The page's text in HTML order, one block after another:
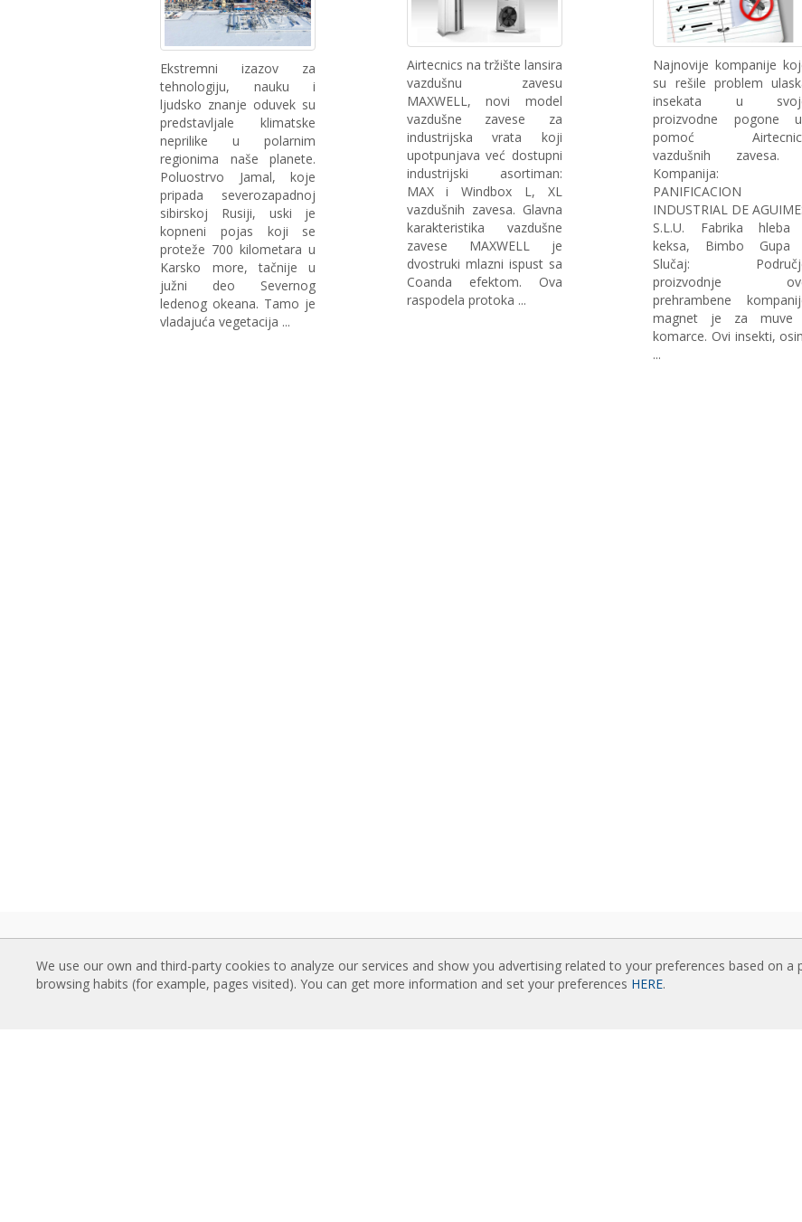
Ekstremni izazov za
tehnologiju, nauku i
ljudsko znanje oduvek su
predstavljale klimatske
neprilike u polarnim
regionima naše planete.
Poluostrvo Jamal, koje
pripada severozapadnoj
sibirskoj Rusiji, uski je
kopneni pojas koji se
proteže 700 kilometara u
Karsko more, tačnije u
južni deo Severnog
ledenog okeana. Tamo je
vladajuća vegetacija ...
Airtecnics na tržište lansira
vazdušnu zavesu
MAXWELL, novi model
vazdušne zavese za
industrijska vrata koji
upotpunjava već dostupni
industrijski asortiman:
MAX i Windbox L, XL
vazdušnih zavesa. Glavna
karakteristika vazdušne
zavese MAXWELL je
dvostruki mlazni ispust sa
Coanda efektom. Ova
raspodela protoka ...
Najnovije kompanije
su rešile problem
insekata u
proizvodne pogone
pomoć
vazdušnih zavesa.
Kompanija:
PANIFICACION
INDUSTRIAL DE
S.L.U. Fabrika
keksa, Bimbo Gupa
Slučaj:
proizvodnje
prehrambene
magnet je za muve
komarce. Ovi insekti,
...
Standardne Vazdušne Zavese
Uvučene Vazdušne Zavese
Katalozi vazdušnih zavesa
Rideaux d’air
We use our own and third-party cookies to analyze our services and show you advertising related to your preferences based on
browsing habits (for example, pages visited). You can get more information and set your preferences HERE.